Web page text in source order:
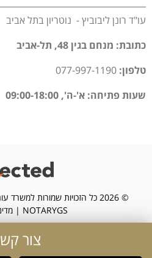
צור
עו"ד רונן ליבוביץ - נוטריון בתל אביב
כתובת: מנחם בגין 48, תל-אביב
טלפון: 077-997-1190
שעות פתיחה: א'-ה', 09:00-18:00
© 2026 כל הזכויות שמורות למשרד
NOTARYGS |